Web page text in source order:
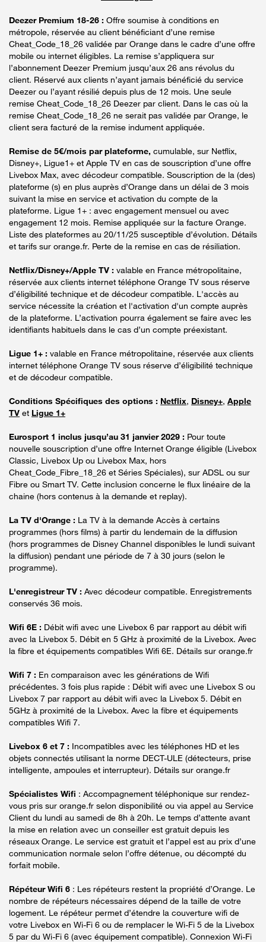
Deezer Premium 18-26 : Offre soumise à conditions en
métropole, réservée au client bénéficiant d’une remise
Cheat_Code_18_26 validée par Orange dans le cadre d’une offre
mobile ou internet éligibles. La remise s’appliquera sur
l’abonnement Deezer Premium jusqu’aux 26 ans révolus du
client. Réservé aux clients n’ayant jamais bénéficié du service
Deezer ou l’ayant résilié depuis plus de 12 mois. Une seule
remise Cheat_Code_18_26 Deezer par client. Dans le cas où la
remise Cheat_Code_18_26 ne serait pas validée par Orange, le
client sera facturé de la remise indument appliquée.
Remise de 5€/mois par plateforme, cumulable, sur Netflix,
Disney+, Ligue1+ et Apple TV en cas de souscription d’une offre
Livebox Max, avec décodeur compatible. Souscription de la (des)
plateforme (s) en plus auprès d’Orange dans un délai de 3 mois
suivant la mise en service et activation du compte de la
plateforme. Ligue 1+ : avec engagement mensuel ou avec
engagement 12 mois. Remise appliquée sur la facture Orange.
Liste des plateformes au 20/11/25 susceptible d’évolution. Détails
et tarifs sur orange.fr. Perte de la remise en cas de résiliation.
Netflix/Disney+/Apple TV : valable en France métropolitaine,
réservée aux clients internet téléphone Orange TV sous réserve
d’éligibilité technique et de décodeur compatible. L'accès au
service nécessite la création et l'activation d'un compte auprès
de la plateforme. L’activation pourra également se faire avec les
identifiants habituels dans le cas d’un compte préexistant.
Ligue 1+ : valable en France métropolitaine, réservée aux clients
internet téléphone Orange TV sous réserve d’éligibilité technique
et de décodeur compatible.
Conditions Spécifiques des options : Netflix, Disney+, Apple
TV et Ligue 1+
Eurosport 1 inclus jusqu’au 31 janvier 2029 : Pour toute
nouvelle souscription d’une offre Internet Orange éligible (Livebox
Classic, Livebox Up ou Livebox Max, hors
Cheat_Code_Fibre_18_26 et Séries Spéciales), sur ADSL ou sur
Fibre ou Smart TV. Cette inclusion concerne le flux linéaire de la
chaine (hors contenus à la demande et replay).
La TV d'Orange : La TV à la demande Accès à certains
programmes (hors films) à partir du lendemain de la diffusion
(hors programmes de Disney Channel disponibles le lundi suivant
la diffusion) pendant une période de 7 à 30 jours (selon le
programme).
L'enregistreur TV : Avec décodeur compatible. Enregistrements
conservés 36 mois.
Wifi 6E : Débit wifi avec une Livebox 6 par rapport au débit wifi
avec la Livebox 5. Débit en 5 GHz à proximité de la Livebox. Avec
la fibre et équipements compatibles Wifi 6E. Détails sur orange.fr
Wifi 7 : En comparaison avec les générations de Wifi
précédentes. 3 fois plus rapide : Débit wifi avec une Livebox S ou
Livebox 7 par rapport au débit wifi avec la Livebox 5. Débit en
5GHz à proximité de la Livebox. Avec la fibre et équipements
compatibles Wifi 7.
Livebox 6 et 7 : Incompatibles avec les téléphones HD et les
objets connectés utilisant la norme DECT-ULE (détecteurs, prise
intelligente, ampoules et interrupteur). Détails sur orange.fr
Spécialistes Wifi : Accompagnement téléphonique sur rendez-
vous pris sur orange.fr selon disponibilité ou via appel au Service
Client du lundi au samedi de 8h à 20h. Le temps d’attente avant
la mise en relation avec un conseiller est gratuit depuis les
réseaux Orange. Le service est gratuit et l’appel est au prix d’une
communication normale selon l’offre détenue, ou décompté du
forfait mobile.
Répéteur Wifi 6 : Les répéteurs restent la propriété d’Orange. Le
nombre de répéteurs nécessaires dépend de la taille de votre
logement. Le répéteur permet d’étendre la couverture wifi de
votre Livebox en Wi-Fi 6 ou de remplacer le Wi-Fi 5 de la Livebox
5 par du Wi-Fi 6 (avec équipement compatible). Connexion Wi-Fi